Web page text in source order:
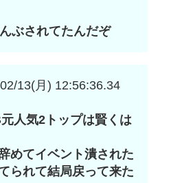
ぶされてたんだぞ
13(月) 12:56:36.34
人気2トップは賢くは
めてイベント潰された
られて結局戻って来た